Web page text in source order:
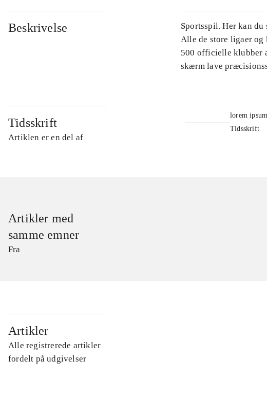
Beskrivelse
Sportsspil. Her kan
Alle de store ligaer og
500 officielle klubber
skærm lave
Tidsskrift
Artiklen er en del af
lorem
Tidsskrift
Artikler med
samme emner
Fra
Artikler
Alle registrerede artikler
fordelt på udgivelser